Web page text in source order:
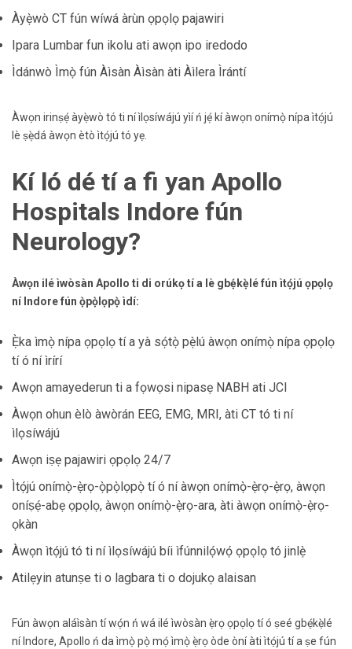
Àyẹ̀wò CT fún wíwá àrùn ọpọlọ pajawiri
Ipara Lumbar fun ikolu ati awọn ipo iredodo
Ìdánwò Ìmọ̀ fún Àìsàn Àìsàn àti Àìlera Ìrántí
Àwọn irinṣẹ́ àyẹ̀wò tó ti ní ìlọsíwájú yìí ń jẹ́ kí àwọn onímọ̀ nípa ìtọ́jú
lè ṣẹ̀dá àwọn ètò ìtọ́jú tó yẹ.
Kí ló dé tí a fi yan Apollo
Hospitals Indore fún
Neurology?
Àwọn ilé ìwòsàn Apollo ti di orúkọ tí a lè gbẹ́kẹ̀lé fún ìtọ́jú ọpọlọ
ní Indore fún ọ̀pọ̀lọpọ̀ ìdí:
Ẹ̀ka ìmọ̀ nípa ọpọlọ tí a yà sọ́tọ̀ pẹ̀lú àwọn onímọ̀ nípa ọpọlọ
tí ó ní ìrírí
Awọn amayederun ti a fọwọsi nipasẹ NABH ati JCI
Àwọn ohun èlò àwòrán EEG, EMG, MRI, àti CT tó ti ní
ìlọsíwájú
Awọn iṣẹ pajawiri ọpọlọ 24/7
Ìtọ́jú onímọ̀-ẹ̀rọ-ọ̀pọ̀lọpọ̀ tí ó ní àwọn onímọ̀-ẹ̀rọ-ẹ̀rọ, àwọn
oníṣẹ́-abẹ ọpọlọ, àwọn onímọ̀-ẹ̀rọ-ara, àti àwọn onímọ̀-ẹ̀rọ-
ọkàn
Àwọn ìtọ́jú tó ti ní ìlọsíwájú bíi ìfúnnilọ́wọ́ ọpọlọ tó jinlẹ̀
Atilẹyin atunṣe ti o lagbara ti o dojukọ alaisan
Fún àwọn aláìsàn tí wọ́n ń wá ilé ìwòsàn ẹ̀rọ ọpọlọ tí ó ṣeé gbẹ́kẹ̀lé
ní Indore, Apollo ń da ìmọ̀ pọ̀ mọ́ ìmọ̀ ẹ̀rọ òde òní àti ìtọ́jú tí a ṣe fún